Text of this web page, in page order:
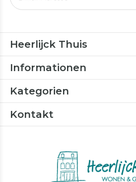
Heerlijck Thuis
Informationen
Kategorien
Kontakt